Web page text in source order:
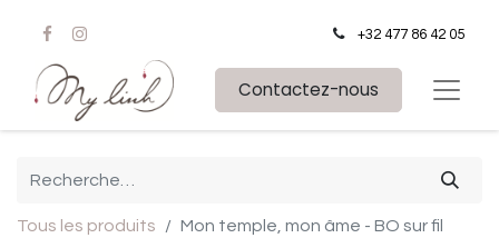
+32 477 86 42 05
Contactez-nous
Tous les produits Mon temple, mon âme - BO sur fil